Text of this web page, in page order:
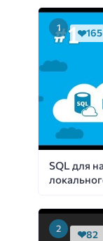
SQL для
165
82